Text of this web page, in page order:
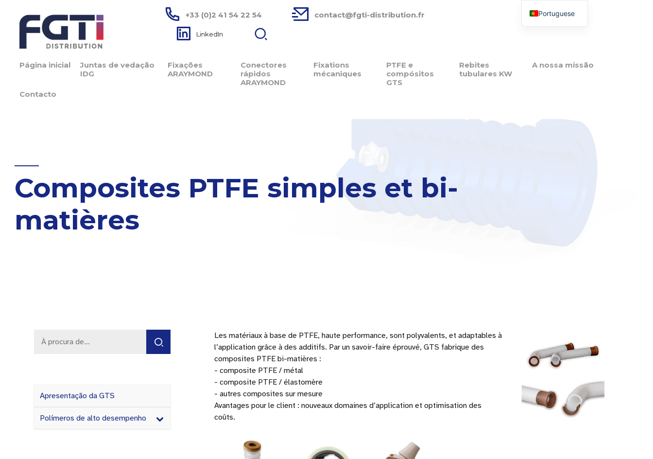
+33 (0)2 41 54 22 54 contact@fgti-distribution.fr
LinkedIn
Página inicial
Juntas de vedação
IDG
Fixações
ARAYMOND
Conectores
rápidos
ARAYMOND
Fixations
mécaniques
PTFE e
compósitos
GTS
Rebites
tubulares KW
A nossa missão
Contacto
Composites PTFE simples et bi-
matières
Les matériaux à base de PTFE, haute performance, sont polyvalents, et adaptables à
l’application grâce à des additifs. Par un savoir-faire éprouvé, GTS fabrique des
composites PTFE bi-matières :
- composite PTFE / métal
- composite PTFE / élastomère
- autres composites sur mesure
Avantages pour le client : nouveaux domaines d’application et optimisation des
coûts.
Apresentação da GTS
Polímeros de alto desempenho
Portuguese